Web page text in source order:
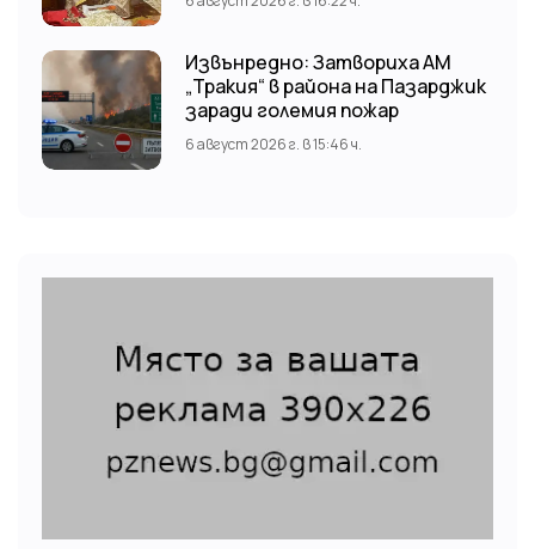
храм “Св. Св. Козма и Дамян”, гр.
Извънредно: Затвориха АМ
„Тракия“ в района на Пазарджик
заради големия пожар
6 август 2026 г. в 15:46 ч.